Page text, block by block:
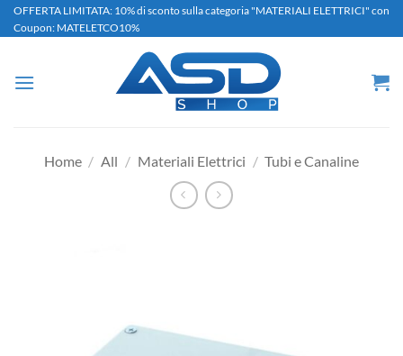
Salta
ai
OFFERTA LIMITATA: 10% di sconto sulla categoria "MATERIALI ELETTRICI" con
Coupon: MATELETCO10%
Home / All / Materiali Elettrici / Tubi e Canaline